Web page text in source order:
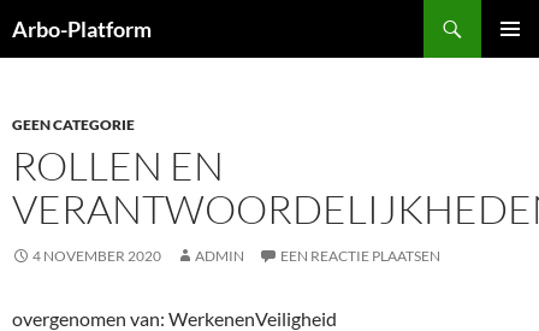
naar
Arbo-Platform
GEEN CATEGORIE
ROLLEN EN
4 NOVEMBER 2020 ADMIN EEN REACTIE PLAATSEN
overgenomen van: WerkenenVeiligheid